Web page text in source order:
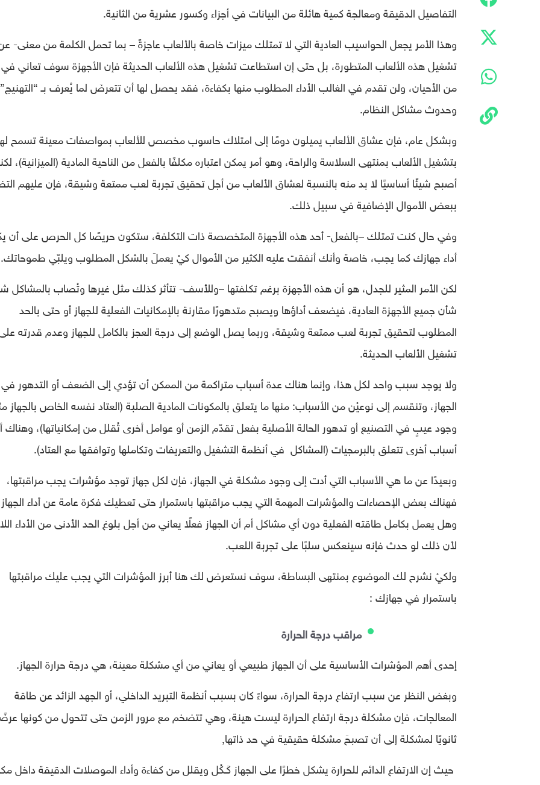
التفاصيل الدقيقة ومعالجة كمية هائلة من البيانات في أجزاء وكسور عشرية من الثانية.
وهذا الأمر يجعل الحواسيب العادية التي لا تمتلك ميزات خاصة بالألعاب عاجزةً – بما تحمل الكلمة من معنى-
تشغيل هذه الألعاب المتطورة، بل حتى إن استطاعت تشغيل هذه الألعاب الحديثة فإن الأجهزة سوف تعاني في
من الأحيان، ولن تقدم في الغالب الأداء المطلوب منها بكفاءة، فقد يحصل لها أن تتعرضَ لما يُعرف بـ “التهنيج”
وحدوث مشاكل النظام.
وبشكل عام، فإن عشاق الألعاب يميلون دومًا إلى امتلاك حاسوب مخصص للألعاب بمواصفات معينة تسمح
بتشغيل الألعاب بمنتهى السلاسة والراحة، وهو أمر يمكن اعتباره مكلفًا بالفعل من الناحية المادية (الميزانية)،
أصبح شيئًا أساسيًا لا بد منه بالنسبة لعشاق الألعاب من أجل تحقيق تجربة لعب ممتعة وشيقة، فإن عليهم
ببعض الأموال الإضافية في سبيل ذلك.
وفي حال كنت تمتلك –بالفعل- أحد هذه الأجهزة المتخصصة ذات التكلفة، ستكون حريصًا كل الحرص على أن
أداء جهازك كما يجب، خاصة وأنك أنفقت عليه الكثير من الأموال كيْ يعملَ بالشكل المطلوب ويلبّي طموحاتك.
لكن الأمر المثير للجدل، هو أن هذه الأجهزة برغم تكلفتها –وللأسف- تتأثر كذلك مثل غيرها وتُصاب بالمشاكل
شأن جميع الأجهزة العادية، فيضعف أداؤها ويصبح متدهورًا مقارنة بالإمكانيات الفعلية للجهاز أو حتى بالحد
المطلوب لتحقيق تجربة لعب ممتعة وشيقة، وربما يصل الوضع إلى درجة العجز بالكامل للجهاز وعدم قدرته
تشغيل الألعاب الحديثة.
ولا يوجد سبب واحد لكل هذا، وإنما هناك عدة أسباب متراكمة من الممكن أن تؤدي إلى الضعف أو التدهور في
الجهاز، وتنقسم إلى نوعيْن من الأسباب: منها ما يتعلق بالمكونات المادية الصلبة (العتاد نفسه الخاص بالجهاز
وجود عيبٍ في التصنيع أو تدهور الحالة الأصلية بفعل تقدّم الزمن أو عوامل أخرى تُقلل من إمكانياتها)، وهناك
أسباب أخرى تتعلق بالبرمجيات (المشاكل في أنظمة التشغيل والتعريفات وتكاملها وتوافقها مع العتاد).
وبعيدًا عن ما هي الأسباب التي أدت إلى وجود مشكلة في الجهاز، فإن لكل جهاز توجد مؤشرات يجب مراقبتها،
فهناك بعض الإحصاءات والمؤشرات المهمة التي يجب مراقبتها باستمرار حتى تعطيك فكرة عامة عن أداء
وهل يعمل بكامل طاقته الفعلية دون أي مشاكل أم أن الجهاز فعلًا يعاني من أجل بلوغ الحد الأدنى من الأداء
لأن ذلك لو حدث فإنه سينعكس سلبًا على تجربة اللعب.
ولكيْ نشرح لك الموضوع بمنتهى البساطة، سوف نستعرض لك هنا أبرز المؤشرات التي يجب عليك مراقبتها
باستمرار في جهازك :
مراقب درجة الحرارة
إحدى أهم المؤشرات الأساسية على أن الجهاز طبيعي أو يعاني من أي مشكلة معينة، هي درجة حرارة الجهاز.
وبغض النظر عن سبب ارتفاع درجة الحرارة، سواءً كان بسبب أنظمة التبريد الداخلي، أو الجهد الزائد عن طاقة
المعالجات، فإن مشكلة درجة ارتفاع الحرارة ليست هينة، وهي تتضخم مع مرور الزمن حتى تتحول من كونها
ثانويًا لمشكلة إلى أن تصبحَ مشكلة حقيقية في حد ذاتها,
حيث إن الارتفاع الدائم للحرارة يشكل خطرًا على الجهاز كَـكُل ويقلل من كفاءة وأداء الموصلات الدقيقة داخل